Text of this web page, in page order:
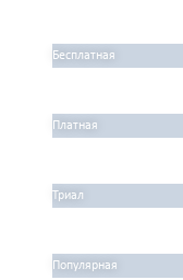
Бесплатная
Платная
Триал
Популярная